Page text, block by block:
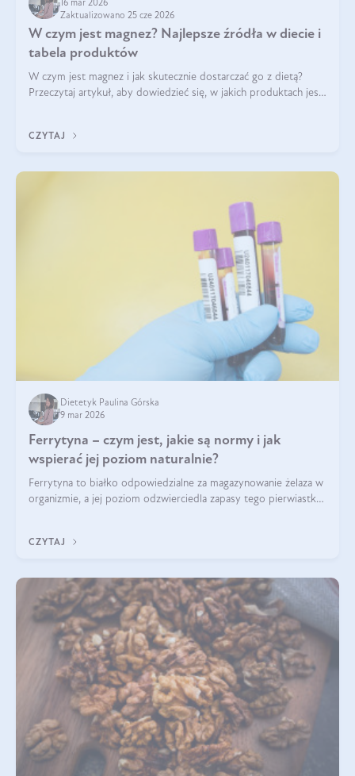
16 mar 2026
Zaktualizowano 25 cze 2026
W czym jest magnez? Najlepsze źródła w diecie i
tabela produktów
W czym jest magnez i jak skutecznie dostarczać go z dietą?
Przeczytaj artykuł, aby dowiedzieć się, w jakich produktach jest
CZYTAJ
Dietetyk Paulina Górska
9 mar 2026
Ferrytyna – czym jest, jakie są normy i jak
wspierać jej poziom naturalnie?
Ferrytyna to białko odpowiedzialne za magazynowanie żelaza w
organizmie, a jej poziom odzwierciedla zapasy tego pierwiastka.
funkcjonowanie (
CZYTAJ